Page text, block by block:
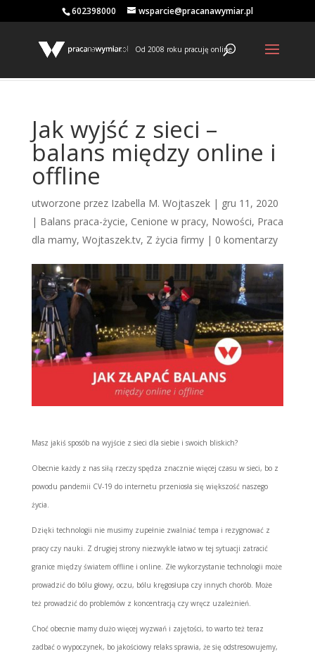
602398000 wsparcie@pracanawymiar.pl
Od 2008 roku pracuję online
Jak wyjść z sieci –
balans między online i
offline
utworzone przez Izabella M. Wojtaszek| gru 11, 2020
| Balans praca-życie, Cenione w pracy, Nowości, Praca
dla mamy, Wojtaszek.tv, Z życia firmy| 0 komentarzy
Masz jakiś sposób na wyjście z sieci dla siebie i swoich bliskich?
Obecnie każdy z nas siłą rzeczy spędza znacznie więcej czasu w sieci, bo z
powodu pandemii CV-19 do internetu przeniosła się większość naszego
życia.
Dzięki technologii nie musimy zupełnie zwalniać tempa i rezygnować z
pracy czy nauki. Z drugiej strony niezwykle łatwo w tej sytuacji zatracić
granice między światem offline i online. Złe wykorzystanie technologii może
prowadzić do bólu głowy, oczu, bólu kręgosłupa czy innych chorób. Może
też prowadzić do problemów z koncentracją czy wręcz uzależnień.
Choć obecnie mamy dużo więcej wyzwań i zajętości, to warto też teraz
zadbać o wypoczynek, bo jakościowy relaks sprawia, że się odstresowujemy,